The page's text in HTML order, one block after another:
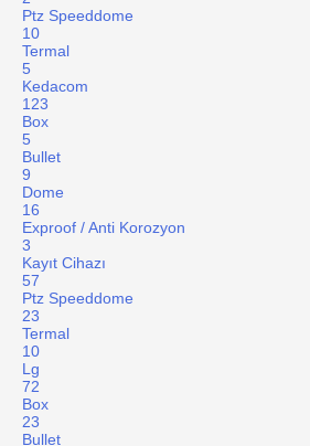
Ptz Speeddome
10
Termal
5
Kedacom
123
Box
5
Bullet
9
Dome
16
Exproof / Anti Korozyon
3
Kayıt Cihazı
57
Ptz Speeddome
23
Termal
10
Lg
72
Box
23
Bullet